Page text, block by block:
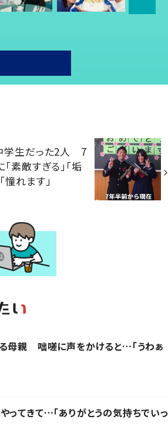
学生だった2人 7
素敵すぎる」「垢
憧れます」
母親 咄嗟に声をかけると…「うわぁ
てきて…「ありがとうの気持ちでいっ